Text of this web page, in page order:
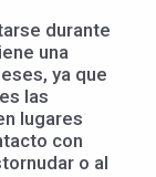
durante
una
ya que
las
lugares
con
o al